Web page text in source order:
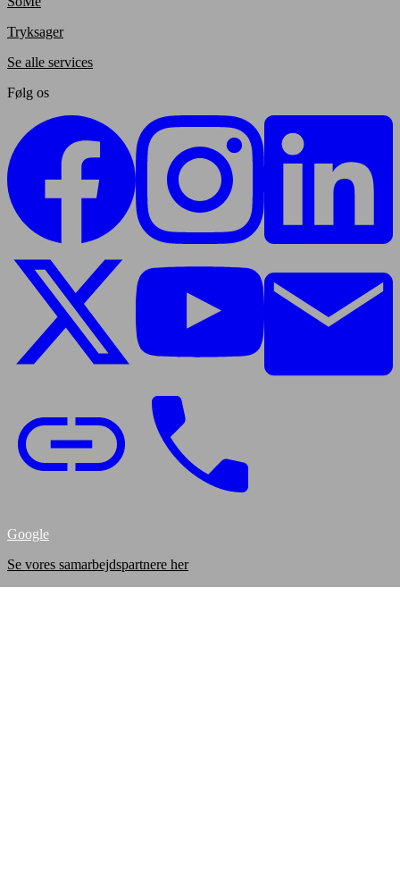
Tryksager
Se alle services
Følg os
Google
Se vores samarbejdspartnere her